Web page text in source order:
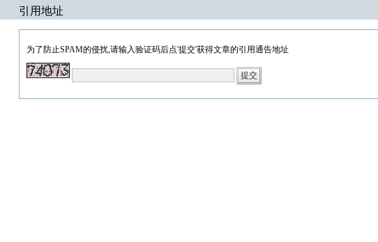
引用地址
为了防止SPAM的侵扰,请输入验证码后点'提交'获得文章的引用通告地址